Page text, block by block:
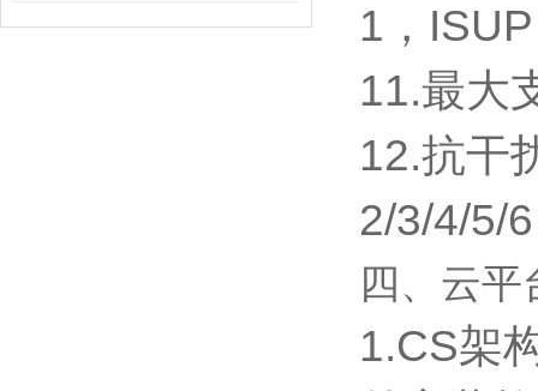
1，
11.最大
12.抗干
2/3/4/5/
四、云平
1.CS架